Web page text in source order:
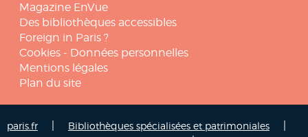
Magazine EnVue
Des bibliothèques accessibles
Foreign in Paris ?
Cookies - Données personnelles
Mentions légales
Plan du site
paris.fr Bibliothèques spécialisées et patrimoniales